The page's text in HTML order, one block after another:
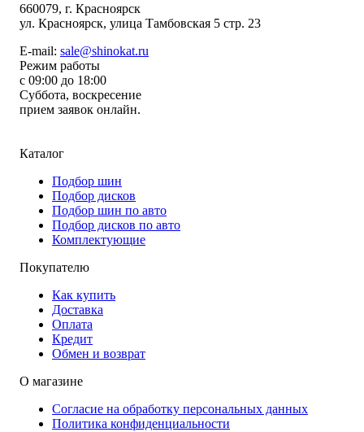
660079, г. Красноярск
ул. Красноярск, улица Тамбовская 5 стр. 23
E-mail: sale@shinokat.ru
Режим работы
с 09:00 до 18:00
Суббота, воскресение
прием заявок онлайн.
Каталог
Подбор шин
Подбор дисков
Подбор шин по авто
Подбор дисков по авто
Комплектующие
Покупателю
Как купить
Доставка
Оплата
Кредит
Обмен и возврат
О магазине
Согласие на обработку персональных данных
Политика конфиденциальности